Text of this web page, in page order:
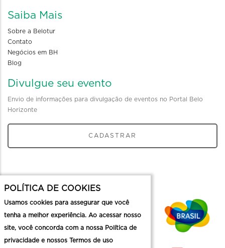
Saiba Mais
Sobre a Belotur
Contato
Negócios em BH
Blog
Divulgue seu evento
Envio de informações para divulgação de eventos no Portal Belo
Horizonte
CADASTRAR
POLÍTICA DE COOKIES
Usamos cookies para assegurar que você
tenha a melhor experiência. Ao acessar nosso
site, você concorda com a nossa Política de
privacidade e nossos Termos de uso